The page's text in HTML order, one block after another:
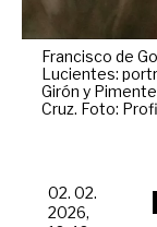
Francisco de
Lucientes:
Girón y
Cruz. Foto:
02. 02.
2026,